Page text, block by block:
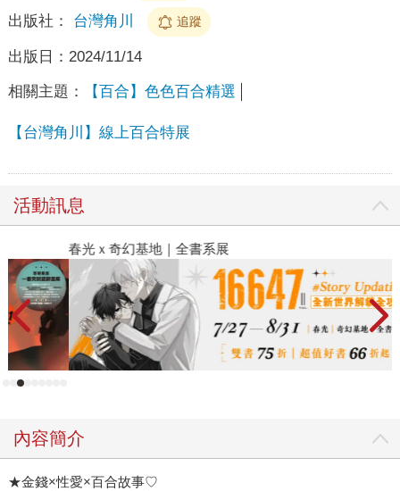
出版社： 台灣角川 追蹤
出版日： 2024/11/14
相關主題： 【百合】色色百合精選
【台灣角川】線上百合特展
活動訊息
春光ｘ奇幻基地｜全書系展
內容簡介
★金錢×性愛×百合故事♡